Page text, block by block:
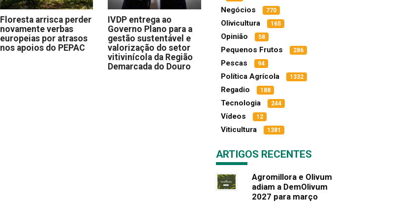
Floresta arrisca perder
novamente verbas
europeias por atrasos
nos apoios do PEPAC
IVDP entrega ao
Governo Plano para a
gestão sustentável e
valorização do setor
vitivinícola da Região
Demarcada do Douro
Negócios 770
Olivicultura 165
Opinião 58
Pequenos Frutos 286
Pescas 94
Política Agrícola 1332
Regadio 188
Tecnologia 244
Vídeos 12
Viticultura 1381
ARTIGOS RECENTES
Agromillora e Olivum
adiam a DemOlivum
2027 para março